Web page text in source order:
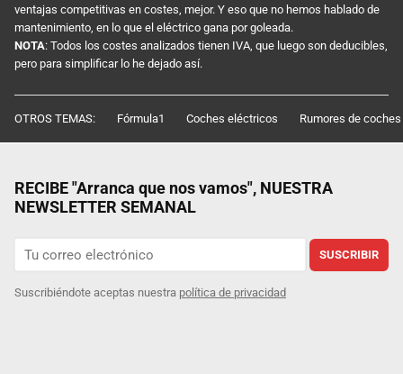
ventajas competitivas en costes, mejor. Y eso que no hemos hablado de
mantenimiento, en lo que el eléctrico gana por goleada.
NOTA: Todos los costes analizados tienen IVA, que luego son deducibles,
pero para simplificar lo he dejado así.
OTROS TEMAS: Fórmula1 Coches eléctricos Rumores de coches
RECIBE "Arranca que nos vamos", NUESTRA
NEWSLETTER SEMANAL
SUSCRIBIR
Suscribiéndote aceptas nuestra política de privacidad